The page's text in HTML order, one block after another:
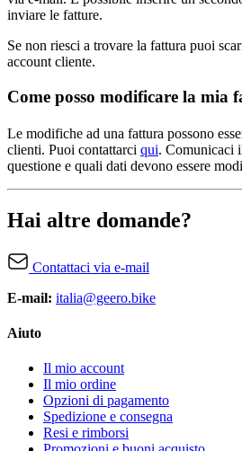
inviare le fatture.
Se non riesci a trovare la fattura puoi
account cliente.
Come posso modificare la mia
Le modifiche ad una fattura possono
clienti. Puoi contattarci qui. Comunicaci
questione e quali dati devono essere
Hai altre domande?
Contattaci via e-mail
E-mail: italia@geero.bike
Aiuto
Il mio account
Il mio ordine
Opzioni di pagamento
Spedizione e consegna
Resi e rimborsi